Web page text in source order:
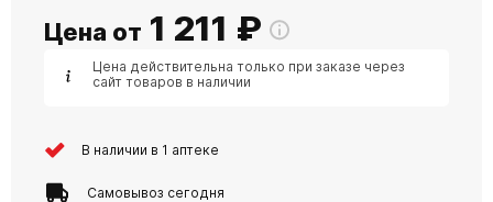
Цена от 1 211 ₽
Цена действительна только при заказе через
сайт товаров в наличии
В наличии в 1 аптеке
Самовывоз сегодня